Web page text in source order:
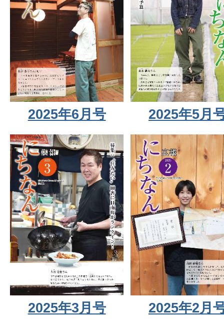
2025年6月号 2025年5月
2025年3月号
2025年2月